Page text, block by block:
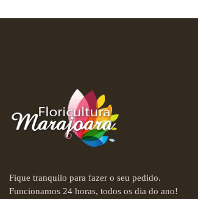
Fique tranquilo para fazer o seu pedido.
Funcionamos 24 horas, todos os dia do ano!